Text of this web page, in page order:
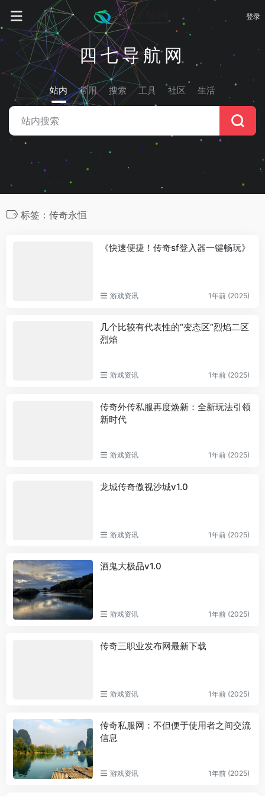
登录
四七导航网
站内 常用 搜索 工具 社区 生活
标签：传奇永恒
《快速便捷！传奇sf登入器一键畅玩》
游戏资讯 1年前 (2025)
几个比较有代表性的“变态区”烈焰二区
烈焰
游戏资讯 1年前 (2025)
传奇外传私服再度焕新：全新玩法引领
新时代
游戏资讯 1年前 (2025)
龙城传奇傲视沙城v1.0
游戏资讯 1年前 (2025)
酒鬼大极品v1.0
游戏资讯 1年前 (2025)
传奇三职业发布网最新下载
游戏资讯 1年前 (2025)
传奇私服网：不但便于使用者之间交流
信息
游戏资讯 1年前 (2025)